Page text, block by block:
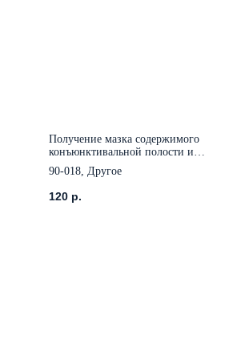
Получение мазка содержимого
конъюнктивальной полости и
слезоотводящих путей
90-018, Другое
120 р.